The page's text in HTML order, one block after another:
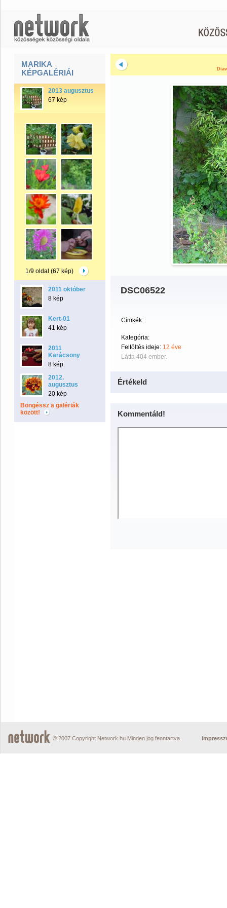
MARIKA
KÉPGALÉRIÁI
2013 augusztus
67 kép
1/9 oldal (67 kép)
2011 október
8 kép
Kert-01
41 kép
2011
Karácsony
8 kép
2012.
augusztus
20 kép
Böngéssz a galériák
között!
DSC06522
Címkék:
Kategória:
Feltöltés ideje: 12 éve
Látta 404 ember.
Értékeld
Kommentáld!
© 2007 Copyright Network.hu Minden jog fenntartva.